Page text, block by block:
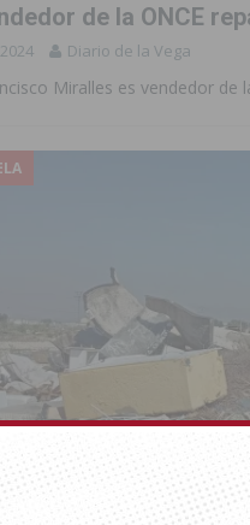
de la ONCE
Diario de la Vega
Miralles es vendedor de